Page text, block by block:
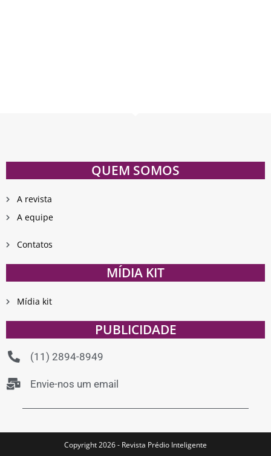
QUEM SOMOS
A revista
A equipe
Contatos
MÍDIA KIT
Mídia kit
PUBLICIDADE
(11) 2894-8949
Envie-nos um email
Copyright 2026 - Revista Prédio Inteligente